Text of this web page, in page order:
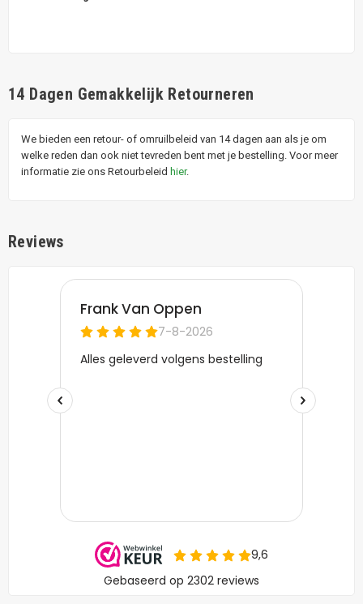
14 Dagen Gemakkelijk Retourneren
We bieden een retour- of omruilbeleid van 14 dagen aan als je om
welke reden dan ook niet tevreden bent met je bestelling. Voor meer
informatie zie ons Retourbeleid hier.
Reviews